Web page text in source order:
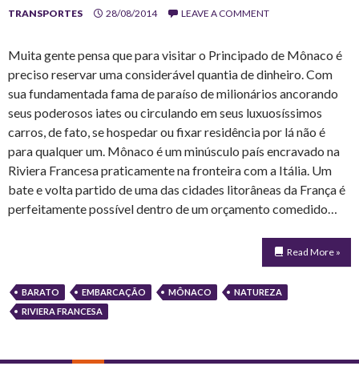
TRANSPORTES 28/08/2014 LEAVE A COMMENT
Muita gente pensa que para visitar o Principado de Mônaco é
preciso reservar uma considerável quantia de dinheiro. Com
sua fundamentada fama de paraíso de milionários ancorando
seus poderosos iates ou circulando em seus luxuosíssimos
carros, de fato, se hospedar ou fixar residência por lá não é
para qualquer um. Mônaco é um minúsculo país encravado na
Riviera Francesa praticamente na fronteira com a Itália. Um
bate e volta partido de uma das cidades litorâneas da França é
perfeitamente possível dentro de um orçamento comedido…
Read More »
BARATO EMBARCAÇÃO MÔNACO
NATUREZA
RIVIERA FRANCESA